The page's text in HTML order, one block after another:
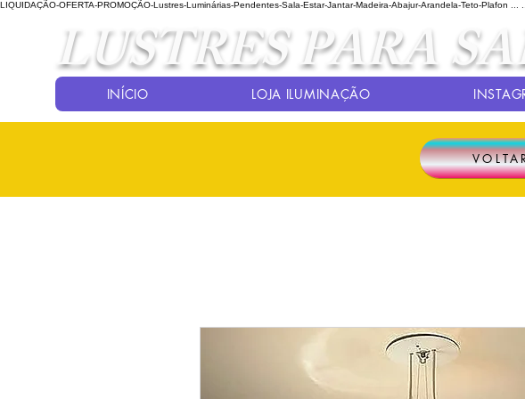
LIQUIDAÇÃO-OFERTA-PROMOÇÃO-Lustres-Luminárias-Pendentes-Sala-Estar-Jantar-Madeira-Abajur-Arandela-Teto-Plafon ...
LUSTRES PARA
INÍCIO LOJA ILUMINAÇÃO